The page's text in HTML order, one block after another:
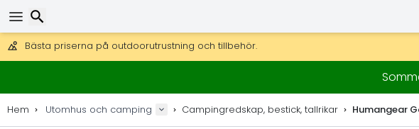
Få fri frakt på beställningar över 2 875 kr.
DHL Express över natten är också tillgängligt.
Hem Utomhus och camping Campingredskap, bestick, tallrikar Humangear